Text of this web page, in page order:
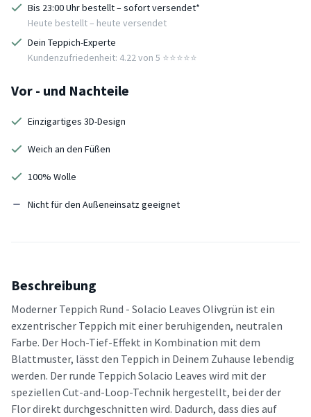
Bis 23:00 Uhr bestellt – sofort versendet*
Heute bestellt – heute versendet
Dein Teppich-Experte
Kundenzufriedenheit: 4.22 von 5 ⭐️⭐️⭐️⭐️⭐️
Vor - und Nachteile
Einzigartiges 3D-Design
Weich an den Füßen
100% Wolle
Nicht für den Außeneinsatz geeignet
Beschreibung
Moderner Teppich Rund - Solacio Leaves Olivgrün ist ein
exzentrischer Teppich mit einer beruhigenden, neutralen
Farbe. Der Hoch-Tief-Effekt in Kombination mit dem
Blattmuster, lässt den Teppich in Deinem Zuhause lebendig
werden. Der runde Teppich Solacio Leaves wird mit der
speziellen Cut-and-Loop-Technik hergestellt, bei der der
Flor direkt durchgeschnitten wird. Dadurch, dass dies auf